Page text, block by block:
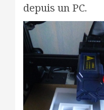
depuis un PC.